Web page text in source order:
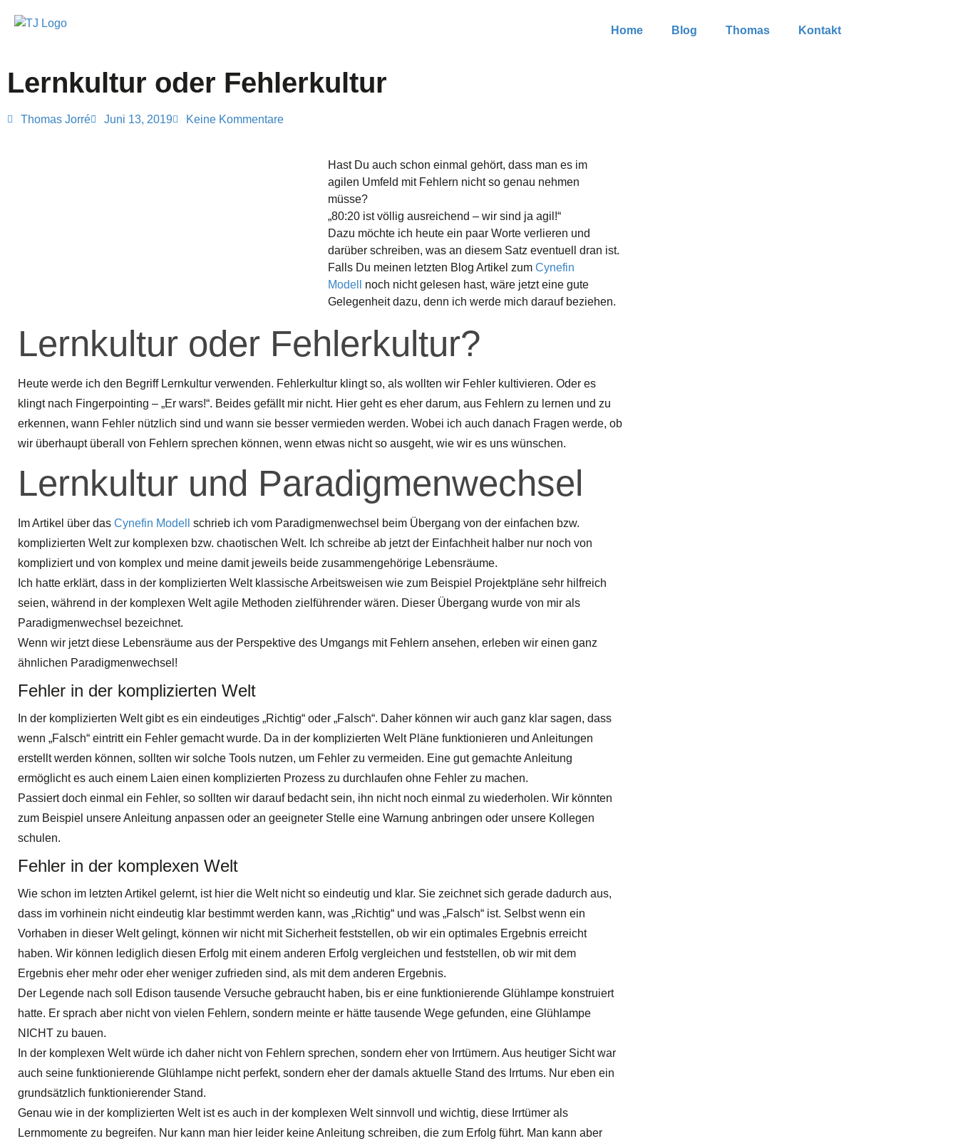
Home Blog Thomas Kontakt
Lernkultur oder Fehlerkultur
Thomas Jorré Juni 13, 2019 Keine Kommentare
Hast Du auch schon einmal gehört, dass man es im
agilen Umfeld mit Fehlern nicht so genau nehmen
müsse?
„80:20 ist völlig ausreichend – wir sind ja agil!“
Dazu möchte ich heute ein paar Worte verlieren und
darüber schreiben, was an diesem Satz eventuell dran ist.
Falls Du meinen letzten Blog Artikel zum Cynefin
Modell
noch nicht gelesen hast, wäre jetzt eine gute
Gelegenheit dazu, denn ich werde mich darauf beziehen.
Lernkultur oder Fehlerkultur?
Heute werde ich den Begriff Lernkultur verwenden. Fehlerkultur klingt so, als wollten wir Fehler kultivieren. Oder es
klingt nach Fingerpointing – „Er wars!“. Beides gefällt mir nicht. Hier geht es eher darum, aus Fehlern zu lernen und zu
erkennen, wann Fehler nützlich sind und wann sie besser vermieden werden. Wobei ich auch danach Fragen werde, ob
wir überhaupt überall von Fehlern sprechen können, wenn etwas nicht so ausgeht, wie wir es uns wünschen.
Lernkultur und Paradigmenwechsel
Im Artikel über das Cynefin Modell
schrieb ich vom Paradigmenwechsel beim Übergang von der einfachen bzw.
komplizierten Welt zur komplexen bzw. chaotischen Welt. Ich schreibe ab jetzt der Einfachheit halber nur noch von
kompliziert und von komplex und meine damit jeweils beide zusammengehörige Lebensräume.
Ich hatte erklärt, dass in der komplizierten Welt klassische Arbeitsweisen wie zum Beispiel Projektpläne sehr hilfreich
seien, während in der komplexen Welt agile Methoden zielführender wären. Dieser Übergang wurde von mir als
Paradigmenwechsel bezeichnet.
Wenn wir jetzt diese Lebensräume aus der Perspektive des Umgangs mit Fehlern ansehen, erleben wir einen ganz
ähnlichen Paradigmenwechsel!
Fehler in der komplizierten Welt
In der komplizierten Welt gibt es ein eindeutiges „Richtig“ oder „Falsch“. Daher können wir auch ganz klar sagen, dass
wenn „Falsch“ eintritt ein Fehler gemacht wurde. Da in der komplizierten Welt Pläne funktionieren und Anleitungen
erstellt werden können, sollten wir solche Tools nutzen, um Fehler zu vermeiden. Eine gut gemachte Anleitung
ermöglicht es auch einem Laien einen komplizierten Prozess zu durchlaufen ohne Fehler zu machen.
Passiert doch einmal ein Fehler, so sollten wir darauf bedacht sein, ihn nicht noch einmal zu wiederholen. Wir könnten
zum Beispiel unsere Anleitung anpassen oder an geeigneter Stelle eine Warnung anbringen oder unsere Kollegen
schulen.
Fehler in der komplexen Welt
Wie schon im letzten Artikel gelernt, ist hier die Welt nicht so eindeutig und klar. Sie zeichnet sich gerade dadurch aus,
dass im vorhinein nicht eindeutig klar bestimmt werden kann, was „Richtig“ und was „Falsch“ ist. Selbst wenn ein
Vorhaben in dieser Welt gelingt, können wir nicht mit Sicherheit feststellen, ob wir ein optimales Ergebnis erreicht
haben. Wir können lediglich diesen Erfolg mit einem anderen Erfolg vergleichen und feststellen, ob wir mit dem
Ergebnis eher mehr oder eher weniger zufrieden sind, als mit dem anderen Ergebnis.
Der Legende nach soll Edison tausende Versuche gebraucht haben, bis er eine funktionierende Glühlampe konstruiert
hatte. Er sprach aber nicht von vielen Fehlern, sondern meinte er hätte tausende Wege gefunden, eine Glühlampe
NICHT zu bauen.
In der komplexen Welt würde ich daher nicht von Fehlern sprechen, sondern eher von Irrtümern. Aus heutiger Sicht war
auch seine funktionierende Glühlampe nicht perfekt, sondern eher der damals aktuelle Stand des Irrtums. Nur eben ein
grundsätzlich funktionierender Stand.
Genau wie in der komplizierten Welt ist es auch in der komplexen Welt sinnvoll und wichtig, diese Irrtümer als
Lernmomente zu begreifen. Nur kann man hier leider keine Anleitung schreiben, die zum Erfolg führt. Man kann aber